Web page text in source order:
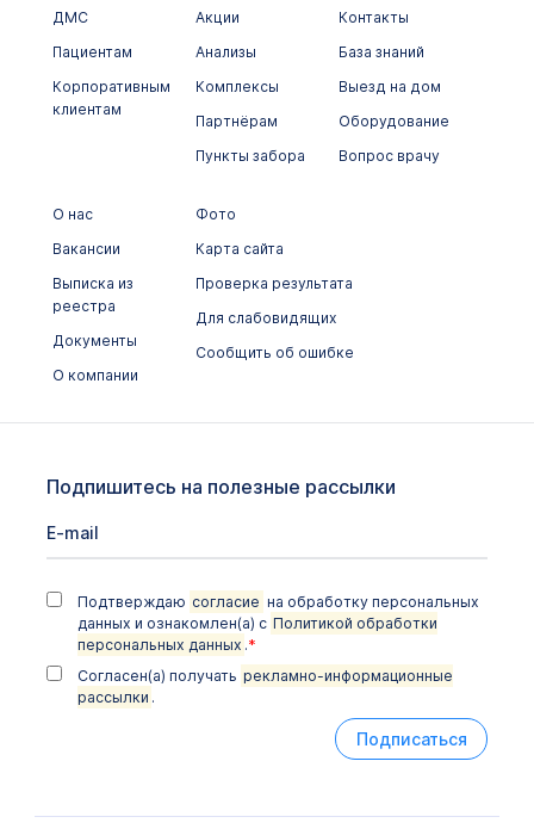
Иммунологическое исследование
Лекарственный мониторинг
Микробиологические исследования
Неорганические вещества и
микроэлементы
Общеклинические исследования
Онкомаркеры
Химико-токсикологические исследования
Цитологические исследования
ДМС
Пациентам
Корпоративным
клиентам
Акции
Анализы
Комплексы
Партнёрам
Пункты забора
Контакты
База знаний
Выезд на дом
Оборудование
Вопрос врачу
О нас
Вакансии
Выписка из
реестра
Документы
О компании
Фото
Карта сайта
Проверка результата
Для слабовидящих
Сообщить об ошибке
Подпишитесь на полезные рассылки
Подтверждаю согласие на обработку персональных
данных и ознакомлен(а) с Политикой обработки
персональных данных .*
Согласен(а) получать рекламно-информационные
рассылки .
Подписаться